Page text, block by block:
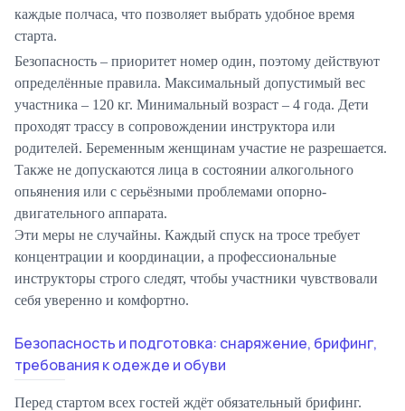
каждые полчаса, что позволяет выбрать удобное время
старта.
Безопасность – приоритет номер один, поэтому действуют
определённые правила. Максимальный допустимый вес
участника – 120 кг. Минимальный возраст – 4 года. Дети
проходят трассу в сопровождении инструктора или
родителей. Беременным женщинам участие не разрешается.
Также не допускаются лица в состоянии алкогольного
опьянения или с серьёзными проблемами опорно-
двигательного аппарата.
Эти меры не случайны. Каждый спуск на тросе требует
концентрации и координации, а профессиональные
инструкторы строго следят, чтобы участники чувствовали
себя уверенно и комфортно.
Безопасность и подготовка: снаряжение, брифинг,
требования к одежде и обуви
Перед стартом всех гостей ждёт обязательный брифинг.